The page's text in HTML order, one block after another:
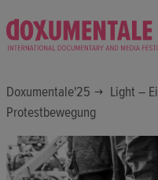
Doxumentale'25
Light –
Protestbewegung